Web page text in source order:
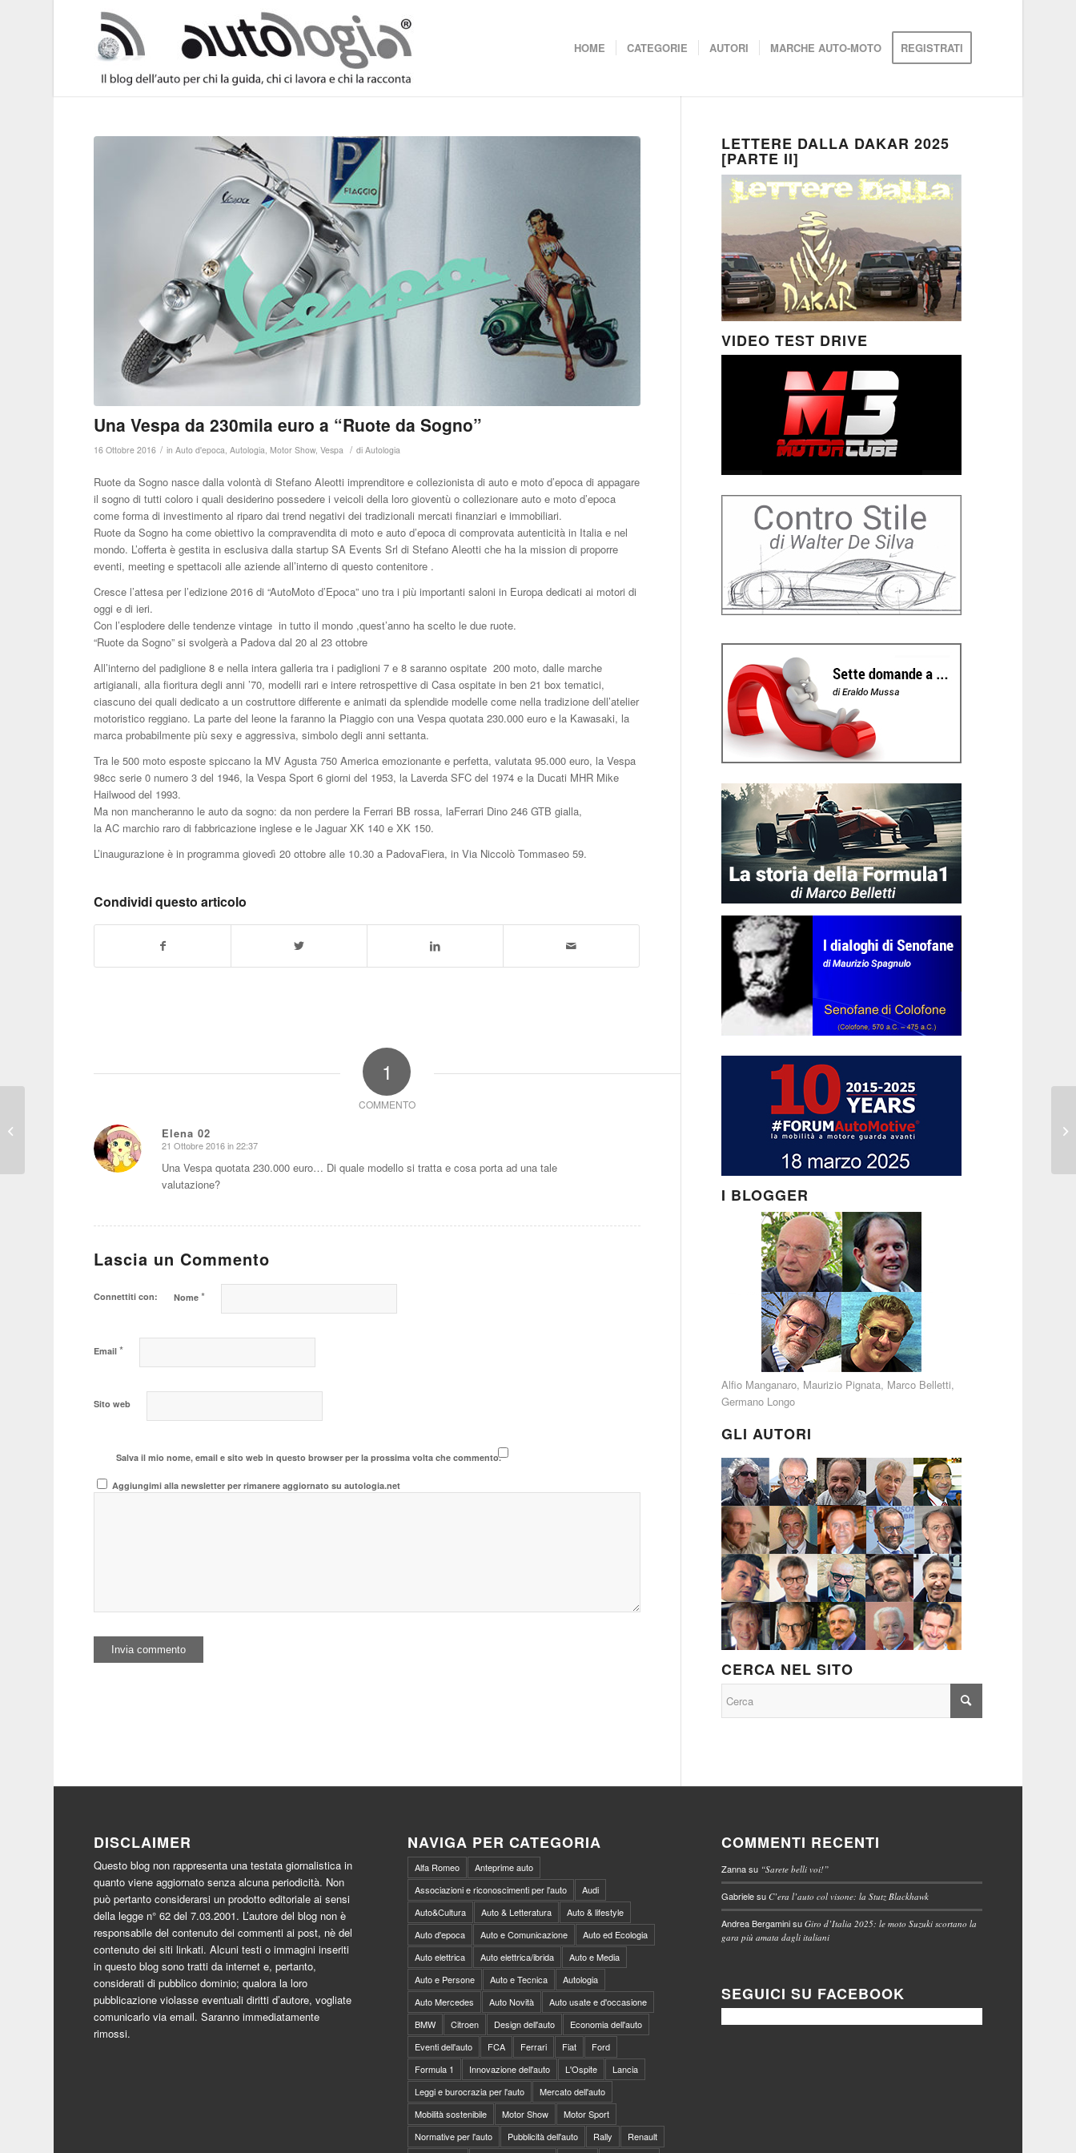
HOME CATEGORIE AUTORI MARCHE AUTO-MOTO REGISTRATI
Una Vespa da 230mila euro a “Ruote da Sogno”
16 Ottobre 2016 / inAuto d'epoca ,Autologia ,Motor Show,Vespa / diAutologia
Ruote da Sogno nasce dalla volontà di Stefano Aleotti imprenditore e collezionista di auto e moto d’epoca di appagare
il sogno di tutti coloro i quali desiderino possedere i veicoli della loro gioventù o collezionare auto e moto d’epoca
come forma di investimento al riparo dai trend negativi dei tradizionali mercati finanziari e immobiliari.
Ruote da Sogno ha come obiettivo la compravendita di moto e auto d’epoca di comprovata autenticità in Italia e nel
mondo. L’offerta è gestita in esclusiva dalla startup SA Events Srl di Stefano Aleotti che ha la mission di proporre
eventi, meeting e spettacoli alle aziende all’interno di questo contenitore .
Cresce l’attesa per l’edizione 2016 di “AutoMoto d’Epoca” uno tra i più importanti saloni in Europa dedicati ai motori di
oggi e di ieri.
Con l’esplodere delle tendenze vintage in tutto il mondo ,quest’anno ha scelto le due ruote.
“Ruote da Sogno” si svolgerà a Padova dal 20 al 23 ottobre
All’interno del padiglione 8 e nella intera galleria tra i padiglioni 7 e 8 saranno ospitate 200 moto, dalle marche
artigianali, alla fioritura degli anni ’70, modelli rari e intere retrospettive di Casa ospitate in ben 21 box tematici,
ciascuno dei quali dedicato a un costruttore differente e animati da splendide modelle come nella tradizione dell’atelier
motoristico reggiano. La parte del leone la faranno la Piaggio con una Vespa quotata 230.000 euro e la Kawasaki, la
marca probabilmente più sexy e aggressiva, simbolo degli anni settanta.
Tra le 500 moto esposte spiccano la MV Agusta 750 America emozionante e perfetta, valutata 95.000 euro, la Vespa
98cc serie 0 numero 3 del 1946, la Vespa Sport 6 giorni del 1953, la Laverda SFC del 1974 e la Ducati MHR Mike
Hailwood del 1993.
Ma non mancheranno le auto da sogno: da non perdere la Ferrari BB rossa, laFerrari Dino 246 GTB gialla,
la AC marchio raro di fabbricazione inglese e le Jaguar XK 140 e XK 150.
L’inaugurazione è in programma giovedì 20 ottobre alle 10.30 a PadovaFiera, in Via Niccolò Tommaseo 59.
Condividi questo articolo
1
COMMENTO
Elena 02
dice:
21 Ottobre 2016 in 22:37
Una Vespa quotata 230.000 euro… Di quale modello si tratta e cosa porta ad una tale
valutazione?
Lascia un Commento
Connettiti con: Nome*
Email*
Sito web
Salva il mio nome, email e sito web in questo browser per la prossima volta che commento.
Aggiungimi alla newsletter per rimanere aggiornato su autologia.net
LETTERE DALLA DAKAR 2025
[PARTE II]
VIDEO TEST DRIVE
I BLOGGER
Alfio Manganaro, Maurizio Pignata, Marco Belletti,
Germano Longo
GLI AUTORI
CERCA NEL SITO
DISCLAIMER
Questo blog non rappresenta una testata giornalistica in
quanto viene aggiornato senza alcuna periodicità. Non
può pertanto considerarsi un prodotto editoriale ai sensi
della legge n° 62 del 7.03.2001. L’autore del blog non è
responsabile del contenuto dei commenti ai post, nè del
contenuto dei siti linkati. Alcuni testi o immagini inseriti
in questo blog sono tratti da internet e, pertanto,
considerati di pubblico dominio; qualora la loro
pubblicazione violasse eventuali diritti d’autore, vogliate
comunicarlo via email. Saranno immediatamente
rimossi.
NAVIGA PER CATEGORIA
Alfa Romeo
Anteprime auto
Associazioni e riconoscimenti per l'auto
Audi
Auto&Cultura
Auto & Letteratura
Auto & lifestyle
Auto d'epoca
Auto e Comunicazione
Auto ed Ecologia
Auto elettrica
Auto elettrica/ibrida
Auto e Media
Auto e Persone
Auto e Tecnica
Autologia
Auto Mercedes
Auto Novità
Auto usate e d'occasione
BMW
Citroen Design dell'auto
Economia dell'auto
Eventi dell'auto
FCA Ferrari Fiat
Ford
Formula 1
Innovazione dell'auto L'Ospite
Lancia
Leggi e burocrazia per l'auto
Mercato dell'auto
Mobilità sostenibile
Motor Show
Motor Sport
Normative per l'auto
Pubblicità dell'auto Rally
Renault
COMMENTI RECENTI
Zannasu “Sarete belli voi!”
GabrielesuC’era l’auto col visone: la Stutz Blackhawk
Andrea BergaminisuGiro d’Italia 2025: le moto Suzuki scortano la
gara più amata dagli italiani
SEGUICI SU FACEBOOK